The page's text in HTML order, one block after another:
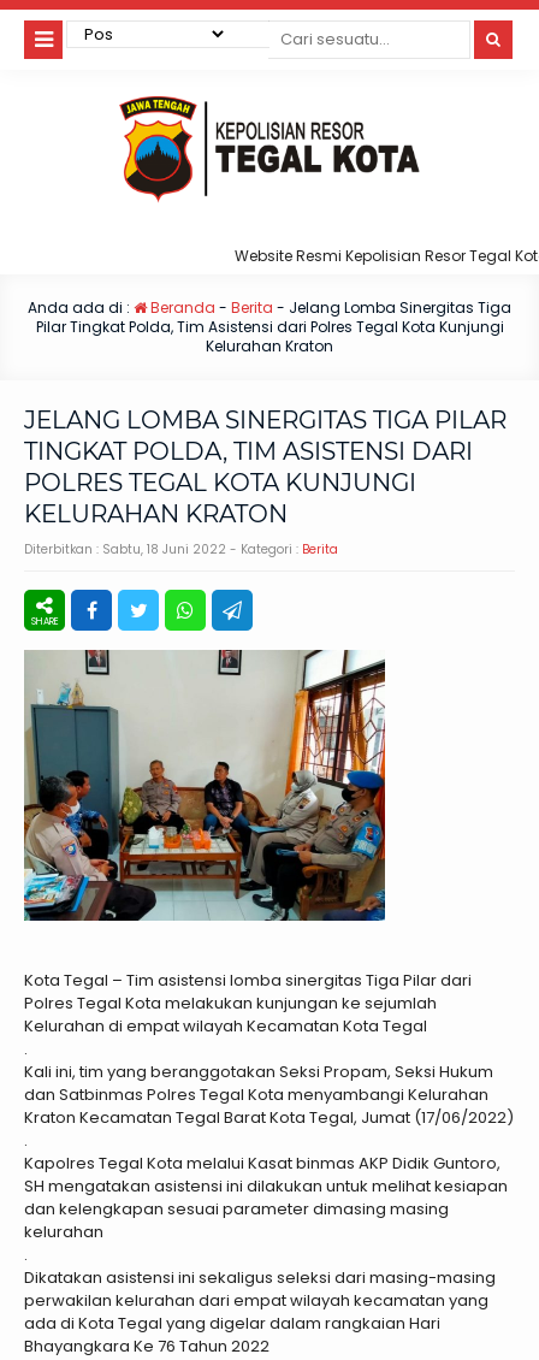
Website Resmi Kepolisian Resor Tegal Kota
Anda ada di : Beranda - Berita - Jelang Lomba Sinergitas Tiga
Pilar Tingkat Polda, Tim Asistensi dari Polres Tegal Kota Kunjungi
Kelurahan Kraton
JELANG LOMBA SINERGITAS TIGA PILAR
TINGKAT POLDA, TIM ASISTENSI DARI
POLRES TEGAL KOTA KUNJUNGI
KELURAHAN KRATON
Diterbitkan : Sabtu, 18 Juni 2022 - Kategori : Berita
Kota Tegal – Tim asistensi lomba sinergitas Tiga Pilar dari
Polres Tegal Kota melakukan kunjungan ke sejumlah
Kelurahan di empat wilayah Kecamatan Kota Tegal
.
Kali ini, tim yang beranggotakan Seksi Propam, Seksi Hukum
dan Satbinmas Polres Tegal Kota menyambangi Kelurahan
Kraton Kecamatan Tegal Barat Kota Tegal, Jumat (17/06/2022)
.
Kapolres Tegal Kota melalui Kasat binmas AKP Didik Guntoro,
SH mengatakan asistensi ini dilakukan untuk melihat kesiapan
dan kelengkapan sesuai parameter dimasing masing
kelurahan
.
Dikatakan asistensi ini sekaligus seleksi dari masing-masing
perwakilan kelurahan dari empat wilayah kecamatan yang
ada di Kota Tegal yang digelar dalam rangkaian Hari
Bhayangkara Ke 76 Tahun 2022